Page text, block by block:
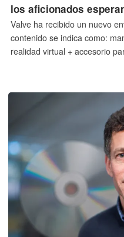
los aficionados
Valve ha recibido un nuevo
contenido se indica como:
realidad virtual + accesorio